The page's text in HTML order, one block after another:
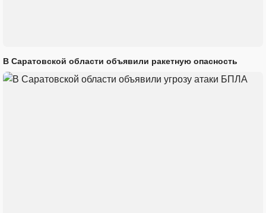
В Саратовской области объявили ракетную опасность